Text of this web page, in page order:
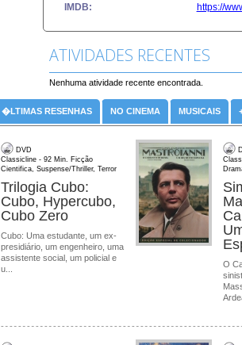
IMDB: https://
ATIVIDADES RECENTES
Nenhuma atividade recente encontrada.
�LTIMAS RESENHAS NO CINEMA MUSICAIS
DVD
Classicline - 92 Min. Ficção
Cientifica, Suspense/Thriller, Terror
Trilogia Cubo:
Cubo, Hypercubo,
Cubo Zero
Cubo: Uma estudante, um ex-
presidiário, um engenheiro, uma
assistente social, um policial e
u...
O